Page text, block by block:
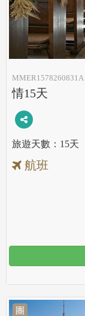
MMER1578260831A
情15天
15天
航班
團